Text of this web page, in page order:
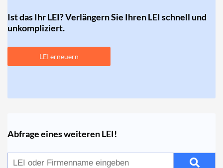
Ist das Ihr LEI? Verlängern Sie Ihren LEI schnell und
unkompliziert.
LEI erneuern
Abfrage eines weiteren LEI!